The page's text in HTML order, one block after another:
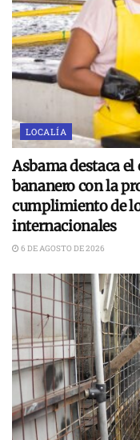
LOCALÍA
Asbama destaca
bananero con la
cumplimiento de
internacionales
6 DE AGOSTO DE 2026